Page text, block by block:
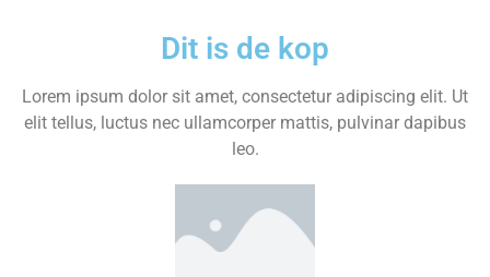
Dit is de kop
Lorem ipsum dolor sit amet, consectetur adipiscing elit. Ut
elit tellus, luctus nec ullamcorper mattis, pulvinar dapibus
leo.